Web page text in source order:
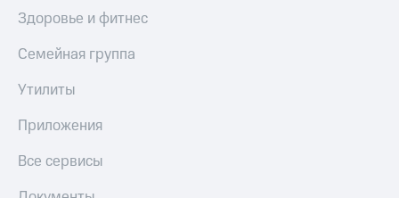
Здоровье и фитнес
Семейная группа
Утилиты
Приложения
Все сервисы